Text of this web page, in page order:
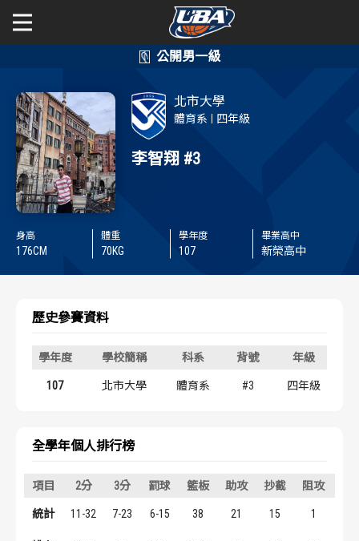
公開男一級 賽事資訊
賽程表
球隊資訊
公開女一級
賽事資訊
賽程表
球隊資訊
二級與一般組
新聞
北市大學
體育系 四年級
李智翔 #3
身高
176CM
體重
70KG
學年度
107
畢業高中
新榮高中
歷史參賽資料
學年度 學校簡稱 科系 背號 年級
107 北市大學 體育系 #3 四年級
全學年個人排行榜
項目 2分 3分 罰球 籃板 助攻 抄截 阻攻
統計 11-32 7-23 6-15 38 21 15 1